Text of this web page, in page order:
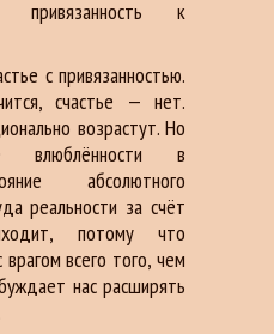
привязанность к
с привязанностью.
счастье — нет.
возрастут. Но
влюблённости в
абсолютного
реальности за счёт
потому что
всего того, чем
нас расширять